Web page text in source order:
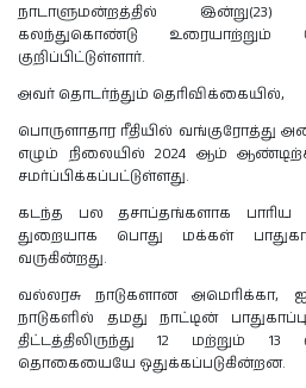
நாடாளுமன்றத்தில்
கலந்துகொண்டு
குறிப்பிட்டுள்ளார்.
அவர் தொடர்ந்தும் தெரிவிக்கையில்,
பொருளாதார ரீதியில் வங்குரோத்து
எழும் நிலையில் 2024 ஆம்
சமர்ப்பிக்கப்பட்டுள்ளது.
கடந்த பல தசாப்தங்களாக பாரிய
துறையாக பொது மக்கள்
வருகின்றது.
வல்லரசு நாடுகளான அமெரிக்கா,
நாடுகளில் தமது நாட்டின்
திட்டத்திலிருந்து 12 மற்றும்
தொகையையே ஒதுக்கப்படுகின்றன.